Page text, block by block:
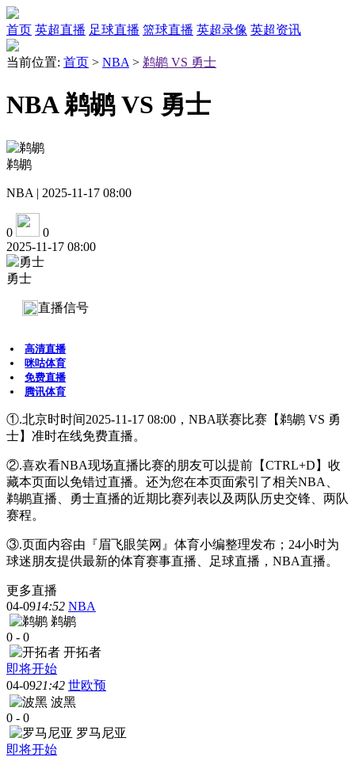
首页 英超直播 足球直播 篮球直播 英超录像 英超资讯
当前位置: 首页 > NBA > 鹈鹕 VS 勇士
NBA 鹈鹕 VS 勇士
鹈鹕
NBA | 2025-11-17 08:00
0
0
2025-11-17 08:00
勇士
直播信号
高清直播
咪咕体育
免费直播
腾讯体育
①.北京时时间2025-11-17 08:00，NBA联赛比赛【鹈鹕 VS 勇
士】准时在线免费直播。
②.喜欢看NBA现场直播比赛的朋友可以提前【CTRL+D】收
藏本页面以免错过直播。还为您在本页面索引了相关NBA、
鹈鹕直播、勇士直播的近期比赛列表以及两队历史交锋、两队
赛程。
③.页面内容由『眉飞眼笑网』体育小编整理发布；24小时为
球迷朋友提供最新的体育赛事直播、足球直播，NBA直播。
更多直播
04-0914:52 NBA
鹈鹕
0 - 0
开拓者
即将开始
04-0921:42 世欧预
波黑
0 - 0
罗马尼亚
即将开始